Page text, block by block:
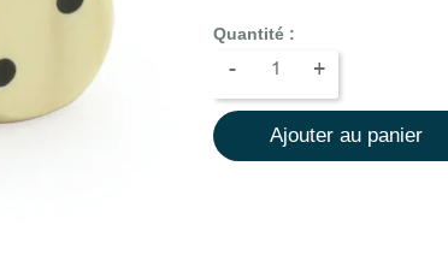
Quantité :
- +
Ajouter au panier